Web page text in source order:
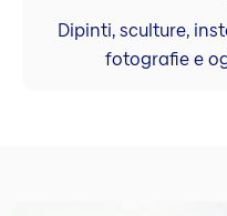
Dipinti, sculture,
fotografie e